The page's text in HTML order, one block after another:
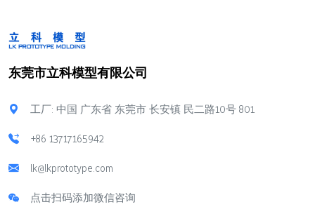
东莞市立科模型有限公司
工厂: 中国 广东省 东莞市 长安镇 民二路10号 801
+86 13717165942
lk@lkprototype.com
点击扫码添加微信咨询